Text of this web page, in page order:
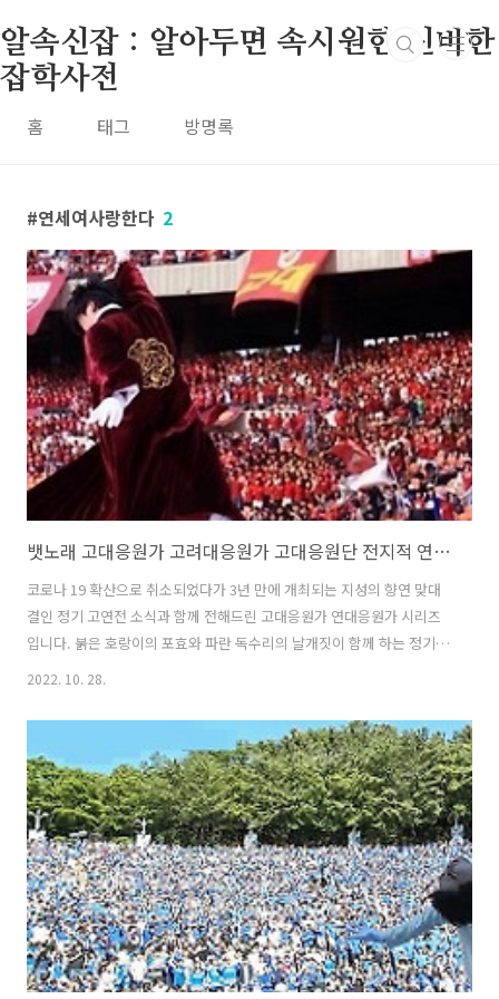
알속신잡 : 알아두면 속시원한 신비한
잡학사전
홈 태그 방명록
연세여사랑한다 2
뱃노래 고대응원가 고려대응원가 고대응원단 전지적 연세대 시점 송소희 윤도현
코로나 19 확산으로 취소되었다가 3년 만에 개최되는 지성의 향연 맞대
결인 정기 고연전 소식과 함께 전해드린 고대응원가 연대응원가 시리즈
입니다. 붉은 호랑이의 포효와 파란 독수리의 날개짓이 함께 하는 정기고
연전이 10월 28, 29일 양일간에 펼쳐집니다. 양교 모두 사고없이 건강하
곡을 고르실까요? 많은 분들이 고대응원가인 '민족의 아리아' 와 연대응
원가인 '연세여 사랑한다'를 또는, 경기 전까지는 각각의 응원을 개취에
따라 고르게 됩니다. 하지만 고연전을 치르고 나면 어느새 '뱃노래'에 빠
지게 됩니다. 고대 응원이지만 상대편에서 보고 있으면 무섭기까지 한 바
로 그 곡, 득점하는 순간 상대방 기를 죽이며 울려펴지는 최고의 응원곡
'벳노..
2022. 10. 28.